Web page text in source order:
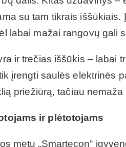
su tam tikrais
labai mažai rangovų gali
ir trečias iššūkis – labai
įrengti saulės elektrinės
priežiūrą, tačiau
ir plėtotojams
metų „Smartecon“